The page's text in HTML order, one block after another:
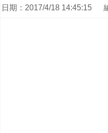
日期：2017/4/18 14:45:15